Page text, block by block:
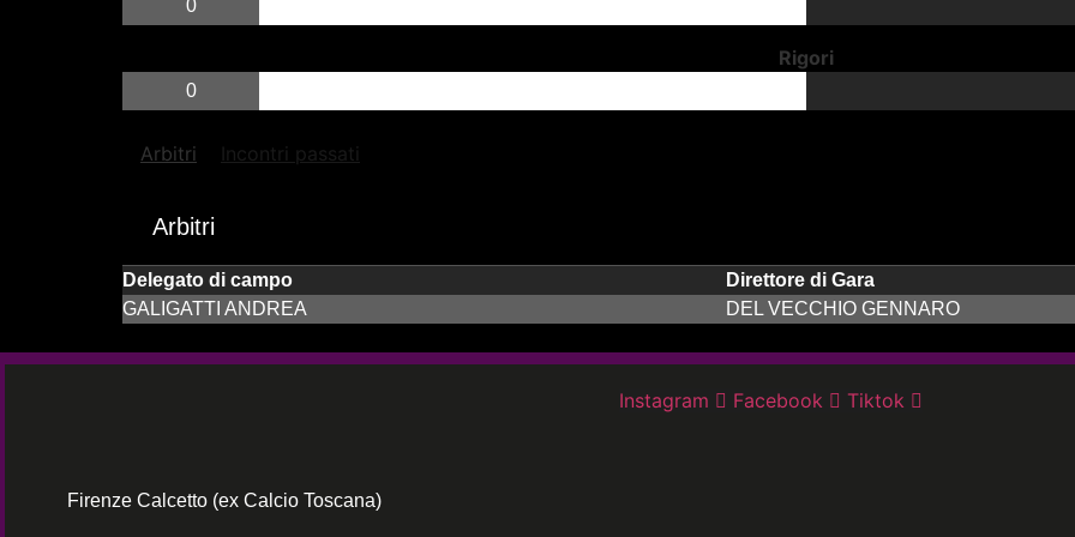
0
Rigori
0
Arbitri Incontri passati
Arbitri
Delegato di campo
Direttore di Gara
GALIGATTI ANDREA
DEL VECCHIO GENNARO
Instagram Facebook Tiktok
Firenze Calcetto (ex Calcio Toscana)